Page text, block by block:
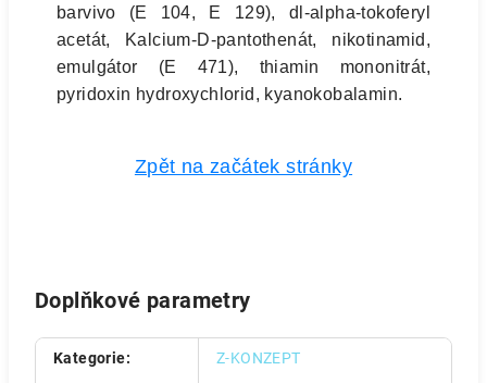
barvivo (E 104, E 129), dl-alpha-tokoferyl
acetát, Kalcium-D-pantothenát, nikotinamid,
emulgátor (E 471), thiamin mononitrát,
pyridoxin hydroxychlorid, kyanokobalamin.
Zpět na začátek stránky
Doplňkové parametry
Kategorie: Z-KONZEPT